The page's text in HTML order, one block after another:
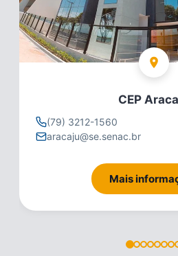
CEP
(79) 3212-1560
aracaju@se.senac.br
Mais